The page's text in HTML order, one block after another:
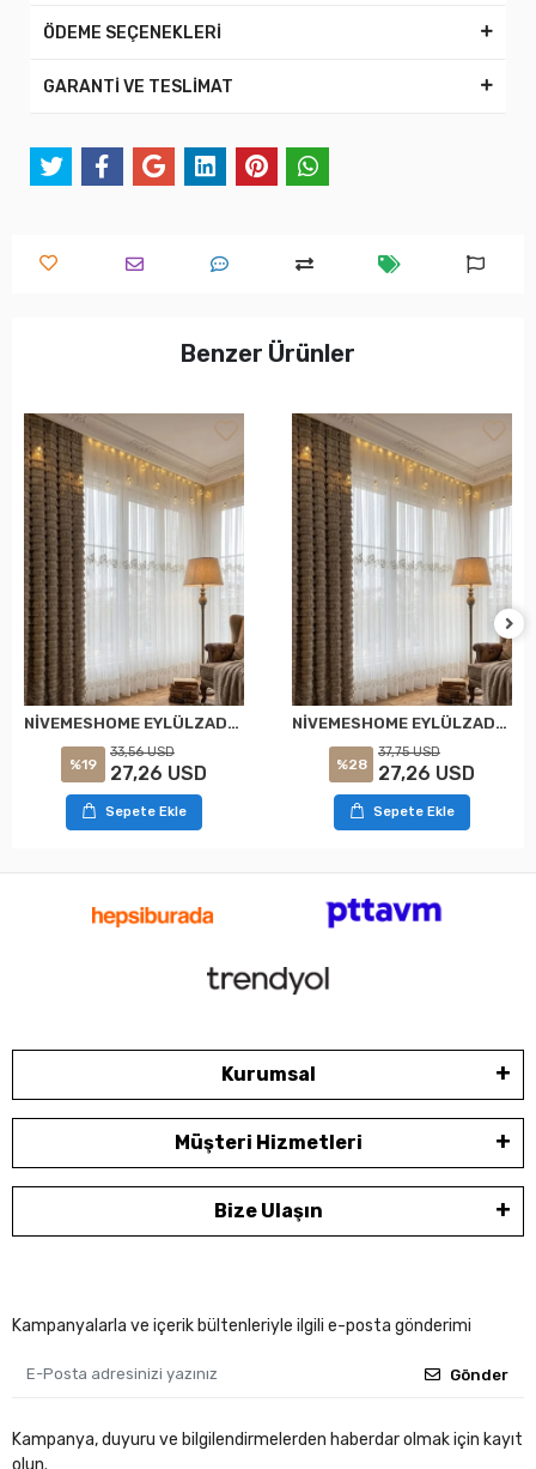
ÖDEME SEÇENEKLERİ
GARANTİ VE TESLİMAT
Benzer Ürünler
NİVEMESHOME EYLÜLZADE GOLD DETAY 1/2,5 PİLELİ TÜL PERDE APM
%19
33,56 USD
27,26 USD
Sepete Ekle
NİVEMESHOME EYLÜLZADE GOLD DETAY 1/3 PİLELİ TÜL PERDE APM
%28
37,75 USD
27,26 USD
Sepete Ekle
Kurumsal
Müşteri Hizmetleri
Bize Ulaşın
Kampanyalarla ve içerik bültenleriyle ilgili e-posta gönderimi
Gönder
Kampanya, duyuru ve bilgilendirmelerden haberdar olmak için kayıt